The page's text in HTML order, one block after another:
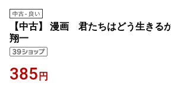
【中古】 漫画 君たちはどう生きる
翔一
385 円